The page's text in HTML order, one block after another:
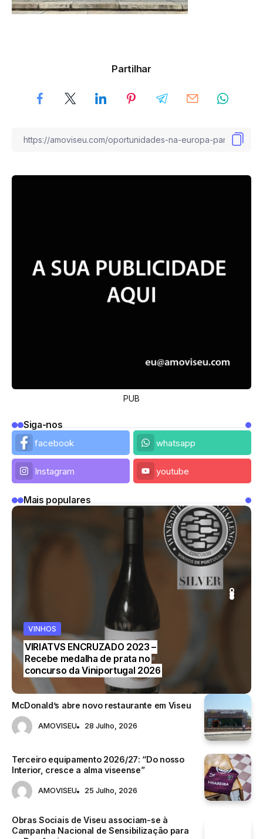
Partilhar
PUB
Siga-nos
facebook
whatsapp
Instagram youtube
Mais populares
VINHOS
VIRIATVS ENCRUZADO 2023 –
Recebe medalha de prata no
concurso da Viniportugal 2026
Município convida cidadãos a
colaborarem na definição de linhas
orientadoras para a ação dos
Museus Municipais de Viseu
VINHOS
VINHOS
McDonald’s abre novo restaurante em Viseu
AMOVISEU 28 Julho, 2026
Terceiro equipamento 2026/27: “Do nosso
Interior, cresce a alma viseense”
AMOVISEU 25 Julho, 2026
Obras Sociais de Viseu associam-se à
Campanha Nacional de Sensibilização para